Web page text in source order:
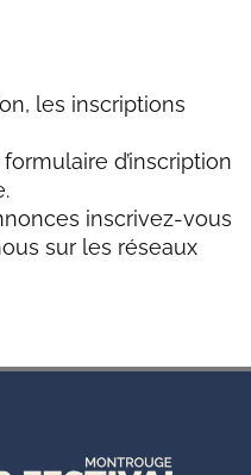
les inscriptions
d’inscription
inscrivez-vous
sur les réseaux